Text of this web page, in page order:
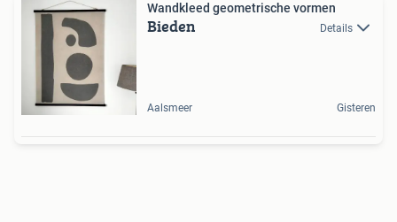
Wandkleed geometrische vormen
Bieden Details
Aalsmeer Gisteren